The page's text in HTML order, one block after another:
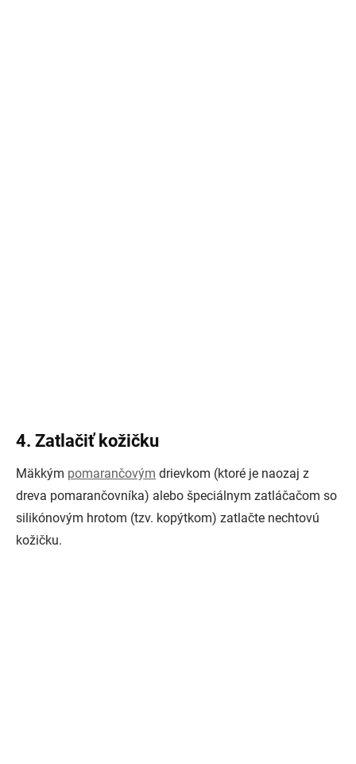
4. Zatlačiť kožičku
Mäkkým pomarančovým drievkom (ktoré je naozaj z
dreva pomarančovníka) alebo špeciálnym zatláčačom so
silikónovým hrotom (tzv. kopýtkom) zatlačte nechtovú
kožičku.